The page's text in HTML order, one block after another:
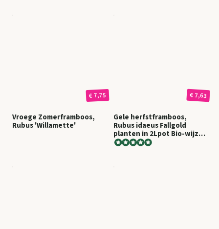
€ 7,75
Vroege Zomerframboos,
Rubus 'Willamette'
€ 7,63
Gele herfstframboos,
Rubus idaeus Fallgold
planten in 2Lpot Bio-wijze
gekweekt